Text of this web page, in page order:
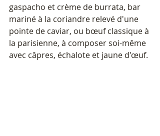
gaspacho et crème de burrata, bar
mariné à la coriandre relevé d'une
pointe de caviar, ou bœuf classique à
la parisienne, à composer soi-même
avec câpres, échalote et jaune d'œuf.